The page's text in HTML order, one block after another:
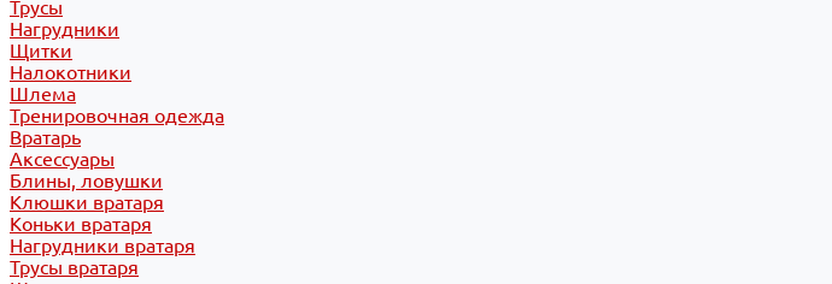
Трусы
Нагрудники
Щитки
Налокотники
Шлема
Тренировочная одежда
Вратарь
Аксессуары
Блины, ловушки
Клюшки вратаря
Коньки вратаря
Нагрудники вратаря
Трусы вратаря